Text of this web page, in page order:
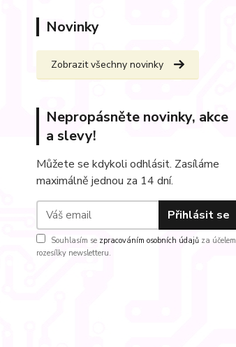
Novinky
Zobrazit všechny novinky
Nepropásněte novinky, akce
a slevy!
Můžete se kdykoli odhlásit. Zasíláme
maximálně jednou za 14 dní.
Přihlásit se
Souhlasím se zpracováním osobních údajů za účelem
rozesílky newsletteru.